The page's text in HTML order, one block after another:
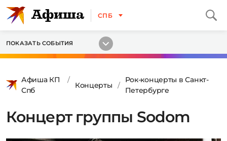
СПБ
ПОКАЗАТЬ СОБЫТИЯ
Афиша КП
Спб
Концерты
Рок-концерты в Санкт-
Петербурге
Концерт группы Sodom